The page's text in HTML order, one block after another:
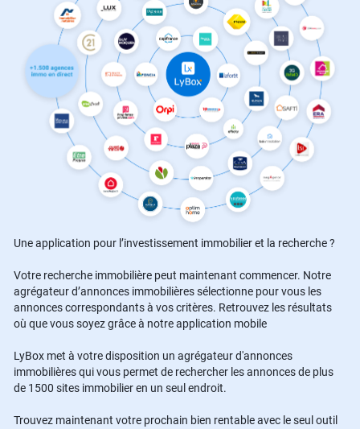
Une application pour l’investissement immobilier et la recherche ?
Votre recherche immobilière peut maintenant commencer. Notre
agrégateur d’annonces immobilières sélectionne pour vous les
annonces correspondants à vos critères. Retrouvez les résultats
où que vous soyez grâce à notre application mobile
LyBox met à votre disposition un agrégateur d'annonces
immobilières qui vous permet de rechercher les annonces de plus
de 1500 sites immobilier en un seul endroit.
Trouvez maintenant votre prochain bien rentable avec le seul outil